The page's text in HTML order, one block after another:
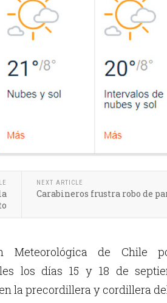
NEXT ARTICLE
Carabineros frustra robo de
Meteorológica de Chile
los días 15 y 18 de
la precordillera y cordillera